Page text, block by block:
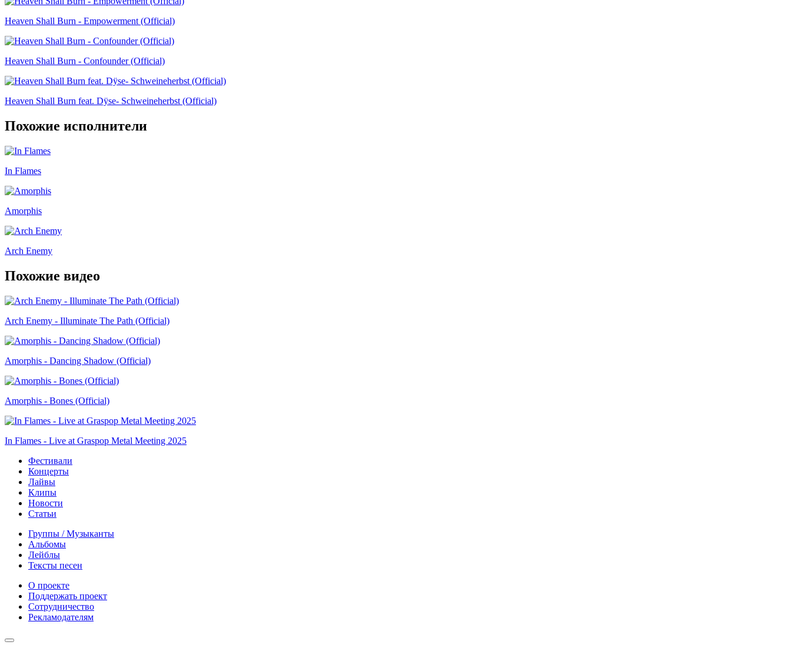
Heaven Shall Burn - Empowerment (Official)
Heaven Shall Burn - Confounder (Official)
Heaven Shall Burn feat. Dÿse- Schweineherbst (Official)
Похожие исполнители
In Flames
Amorphis
Arch Enemy
Похожие видео
Arch Enemy - Illuminate The Path (Official)
Amorphis - Dancing Shadow (Official)
Amorphis - Bones (Official)
In Flames - Live at Graspop Metal Meeting 2025
Фестивали
Концерты
Лайвы
Клипы
Новости
Статьи
Группы / Музыканты
Альбомы
Лейблы
Тексты песен
О проекте
Поддержать проект
Сотрудничество
Рекламодателям